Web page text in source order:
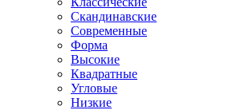
Скандинавские
Современные
Форма
Высокие
Квадратные
Угловые
Низкие